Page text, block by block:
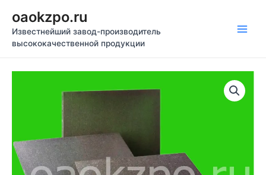
содержимому
oaokzpo.ru
Известнейший завод-производитель
высококачественной продукции